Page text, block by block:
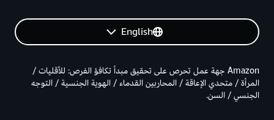
English
Amazon جهة عمل تحرص على تحقيق مبدأ تكافؤ الفرص: للأقليات /
المرأة / متحدي الإعاقة / المحاربين القدماء / الهوية الجنسية / التوجه
الجنسي / السن.